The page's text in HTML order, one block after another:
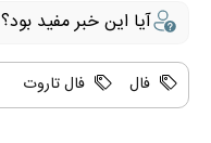
آیا این خبر مفید بود؟
فال فال تاروت